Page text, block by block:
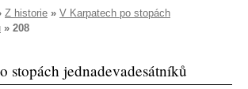
Z historie » V Karpatech po stopách
» 208
stopách jednadevadesátníků